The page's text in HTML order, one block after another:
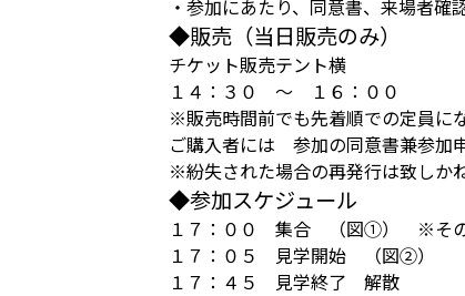
・参加にあたり、同意書、来場者確
◆販売（当日販売のみ）
チケット販売テント横
１４：３０ ～ １６：００
※販売時間前でも先着順での定員に
ご購入者には 参加の同意書兼参加
※紛失された場合の再発行は致しか
◆参加スケジュール
１７：００ 集合 （図①） ※その
１７：０５ 見学開始 （図②）
１７：４５ 見学終了 解散